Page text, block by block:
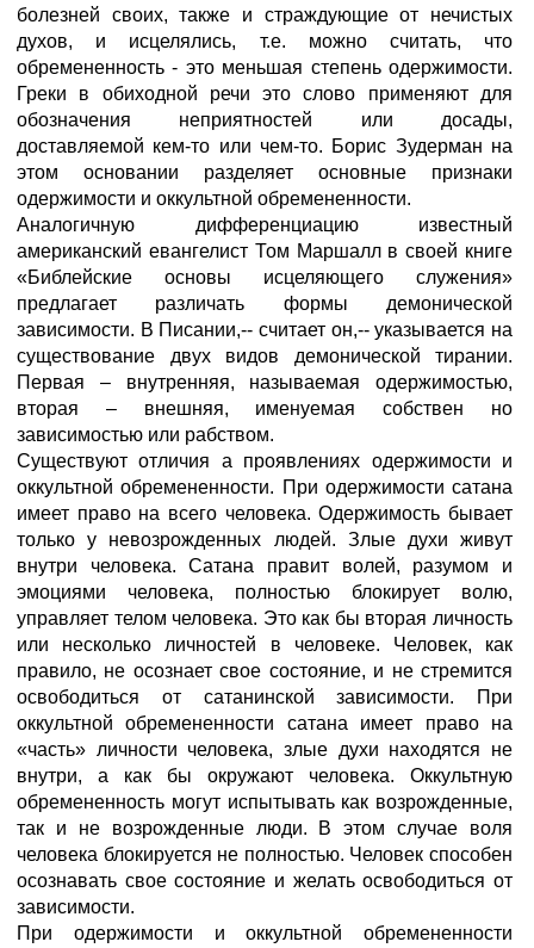
болезней своих, также и страждующие от нечистых
духов, и исцелялись, т.е. можно считать, что
обремененность - это меньшая степень одержимости.
Греки в обиходной речи это слово применяют для
обозначения неприятностей или досады,
доставляемой кем-то или чем-то. Борис Зудерман на
этом основании разделяет основные признаки
одержимости и оккультной обремененности.
Аналогичную дифференциацию известный
американский евангелист Том Маршалл в своей книге
«Библейские основы исцеляющего служения»
предлагает различать формы демонической
зависимости. В Писании,-- считает он,-- указывается на
существование двух видов демонической тирании.
Первая – внутренняя, называемая одержимостью,
вторая – внешняя, именуемая собствен но
зависимостью или рабством.
Существуют отличия а проявлениях одержимости и
оккультной обремененности. При одержимости сатана
имеет право на всего человека. Одержимость бывает
только у невозрожденных людей. Злые духи живут
внутри человека. Сатана правит волей, разумом и
эмоциями человека, полностью блокирует волю,
управляет телом человека. Это как бы вторая личность
или несколько личностей в человеке. Человек, как
правило, не осознает свое состояние, и не стремится
освободиться от сатанинской зависимости. При
оккультной обремененности сатана имеет право на
«часть» личности человека, злые духи находятся не
внутри, а как бы окружают человека. Оккультную
обремененность могут испытывать как возрожденные,
так и не возрожденные люди. В этом случае воля
человека блокируется не полностью. Человек способен
осознавать свое состояние и желать освободиться от
зависимости.
При одержимости и оккультной обремененности